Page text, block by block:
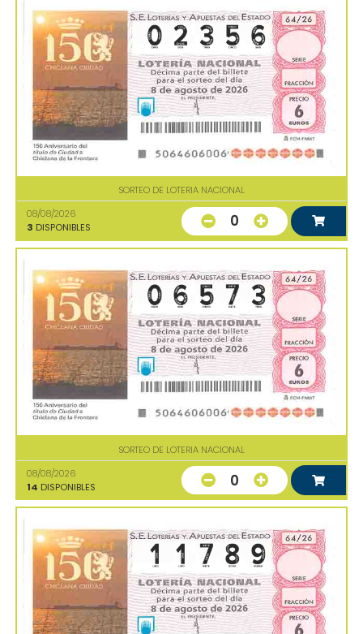
SORTEO DE LOTERIA NACIONAL
08/08/2026
3 DISPONIBLES 0
SORTEO DE LOTERIA NACIONAL
08/08/2026
14 DISPONIBLES 0